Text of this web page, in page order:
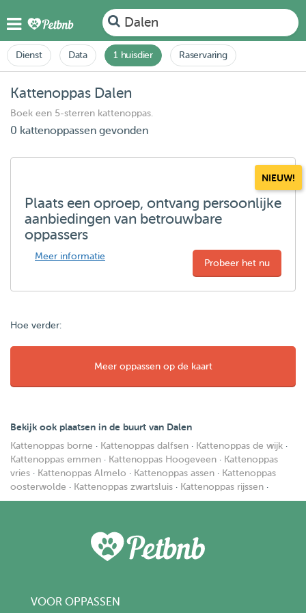
Dalen
Dienst Data 1 huisdier Raservaring
Kattenoppas Dalen
Boek een 5-sterren kattenoppas.
0 kattenoppassen gevonden
NIEUW!
Plaats een oproep, ontvang persoonlijke
aanbiedingen van betrouwbare
oppassers
Meer informatie
Probeer het nu
Hoe verder:
Meer oppassen op de kaart
Bekijk ook plaatsen in de buurt van Dalen
Kattenoppas borne · Kattenoppas dalfsen · Kattenoppas de wijk ·
Kattenoppas emmen · Kattenoppas Hoogeveen · Kattenoppas
vries · Kattenoppas Almelo · Kattenoppas assen · Kattenoppas
oosterwolde · Kattenoppas zwartsluis · Kattenoppas rijssen ·
VOOR OPPASSEN